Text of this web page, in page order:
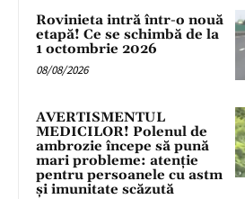
Rovinieta intră într-o nouă
etapă! Ce se schimbă de la
1 octombrie 2026
08/08/2026
AVERTISMENTUL
MEDICILOR! Polenul de
ambrozie începe să pună
mari probleme: atenție
pentru persoanele cu astm
și imunitate scăzută